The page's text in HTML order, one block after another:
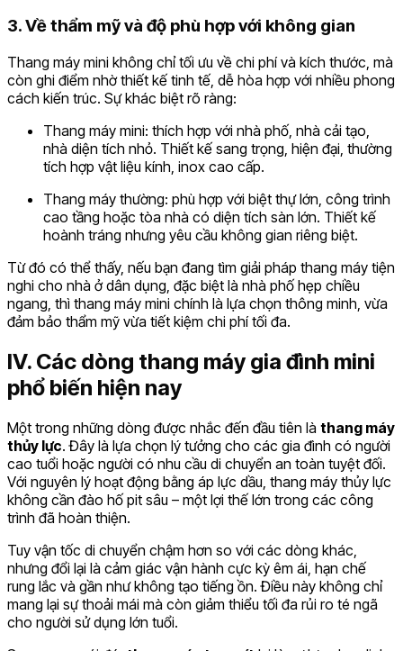
3. Về thẩm mỹ và độ phù hợp với không gian
Thang máy mini không chỉ tối ưu về chi phí và kích thước, mà
còn ghi điểm nhờ thiết kế tinh tế, dễ hòa hợp với nhiều phong
cách kiến trúc. Sự khác biệt rõ ràng:
Thang máy mini: thích hợp với nhà phố, nhà cải tạo,
nhà diện tích nhỏ. Thiết kế sang trọng, hiện đại, thường
tích hợp vật liệu kính, inox cao cấp.
Thang máy thường: phù hợp với biệt thự lớn, công trình
cao tầng hoặc tòa nhà có diện tích sàn lớn. Thiết kế
hoành tráng nhưng yêu cầu không gian riêng biệt.
Từ đó có thể thấy, nếu bạn đang tìm giải pháp thang máy tiện
nghi cho nhà ở dân dụng, đặc biệt là nhà phố hẹp chiều
ngang, thì thang máy mini chính là lựa chọn thông minh, vừa
đảm bảo thẩm mỹ vừa tiết kiệm chi phí tối đa.
IV. Các dòng thang máy gia đình mini
phổ biến hiện nay
Một trong những dòng được nhắc đến đầu tiên là thang máy
thủy lực. Đây là lựa chọn lý tưởng cho các gia đình có người
cao tuổi hoặc người có nhu cầu di chuyển an toàn tuyệt đối.
Với nguyên lý hoạt động bằng áp lực dầu, thang máy thủy lực
không cần đào hố pit sâu – một lợi thế lớn trong các công
trình đã hoàn thiện.
Tuy vận tốc di chuyển chậm hơn so với các dòng khác,
nhưng đổi lại là cảm giác vận hành cực kỳ êm ái, hạn chế
rung lắc và gần như không tạo tiếng ồn. Điều này không chỉ
mang lại sự thoải mái mà còn giảm thiểu tối đa rủi ro té ngã
cho người sử dụng lớn tuổi.